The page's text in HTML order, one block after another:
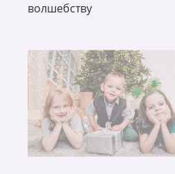
волшебству